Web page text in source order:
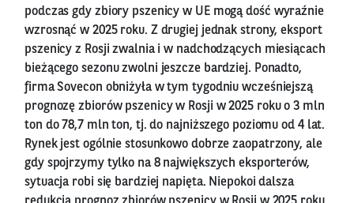
podczas gdy zbiory pszenicy w UE mogą dość wyraźnie
wzrosnąć w 2025 roku. Z drugiej jednak strony, eksport
pszenicy z Rosji zwalnia i w nadchodzących miesiącach
bieżącego sezonu zwolni jeszcze bardziej. Ponadto,
firma Sovecon obniżyła w tym tygodniu wcześniejszą
prognozę zbiorów pszenicy w Rosji w 2025 roku o 3 mln
ton do 78,7 mln ton, tj. do najniższego poziomu od 4 lat.
Rynek jest ogólnie stosunkowo dobrze zaopatrzony, ale
gdy spojrzymy tylko na 8 największych eksporterów,
sytuacja robi się bardziej napięta. Niepokoi dalsza